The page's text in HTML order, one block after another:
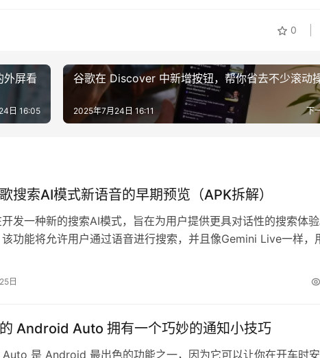
0
屏看
日 16:05
谷歌在 Discover 中新增按钮，帮你省去不少滚动
下
2025年7月24日 16:11
搜索AI模式新语音的早期预览（APK拆解）
发一种新的搜索AI模式，旨在为用户提供更具对话性的搜索体验
功能将允许用户通过语音进行搜索，并且像Gemini Live一样，
表明，该功能可能会带来一套新的语音选择。 AI模式的语音搜索功
日
Android Auto 拥有一个巧妙的通知小技巧
是 Android 最出色的功能之一，因为它可以让你在开车时